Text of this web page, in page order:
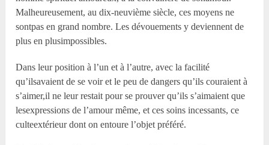
Malheureusement, au dix-neuvième siècle, ces moyens ne
sontpas en grand nombre. Les dévouements y deviennent de
plus en plusimpossibles.
Dans leur position à l’un et à l’autre, avec la facilité
qu’ilsavaient de se voir et le peu de dangers qu’ils couraient à
s’aimer,il ne leur restait pour se prouver qu’ils s’aimaient que
lesexpressions de l’amour même, et ces soins incessants, ce
culteextérieur dont on entoure l’objet préféré.